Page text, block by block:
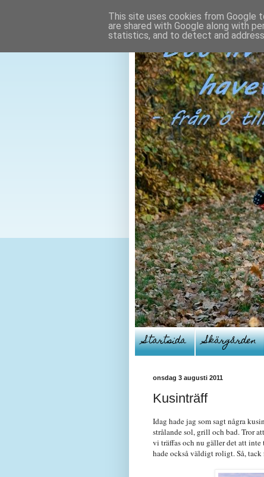
Startsida Skärgården
onsdag 3 augusti 2011
Kusinträff
Idag hade jag som sagt några
strålande sol, grill och bad. Tror
vi träffas och nu gäller det att
hade också väldigt roligt. Så,
This site uses cookies from Google
are shared with Google along with
statistics, and to detect and